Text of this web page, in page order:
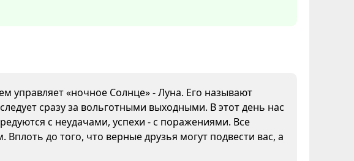
управляет «ночное Солнце» - Луна. Его называют
сразу за вольготными выходными. В этот день нас
с неудачами, успехи - с поражениями. Все
до того, что верные друзья могут подвести вас, а